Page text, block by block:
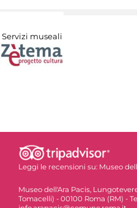
Servizi museali
Leggi le recensioni su: Museo
Museo dell'Ara Pacis,
Tomacelli) - 00100 Roma (RM) -